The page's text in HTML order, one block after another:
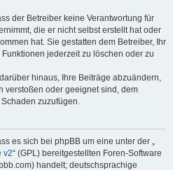
der Betreiber keine Verantwortung für
die er nicht selbst erstellt hat oder
hat. Sie gestatten dem Betreiber, Ihr
jederzeit zu löschen oder zu
hinaus, Ihre Beiträge abzuändern,
verstoßen oder geeignet sind, dem
zuzufügen.
es sich bei phpBB um eine unter der „
v2“ (GPL) bereitgestellten Foren-Software
handelt; deutschsprachige